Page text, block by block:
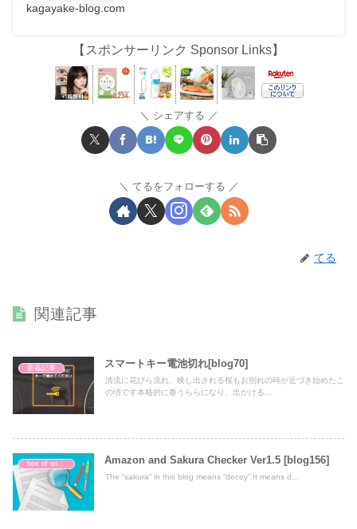
kagayake-blog.com
【スポンサーリンク Sponsor Links】
シェアする
てるをフォローする
てる
関連記事
新着記事 スマートキー電池切れ[blog70]
清流に花びら流れ、映し出される桜もお別れの時が近づき始めたこ
の頃です本格的に春うららになり、出かける...
box of wisdom Amazon and Sakura Checker Ver1.5 [blog156]
The “sakura” in this blog means “decoy”.It means d...